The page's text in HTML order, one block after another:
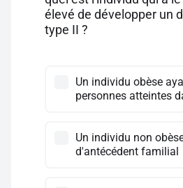
élevé de développer un
type II ?
Un individu obèse
personnes atteintes
Un individu non
d'antécédent familial